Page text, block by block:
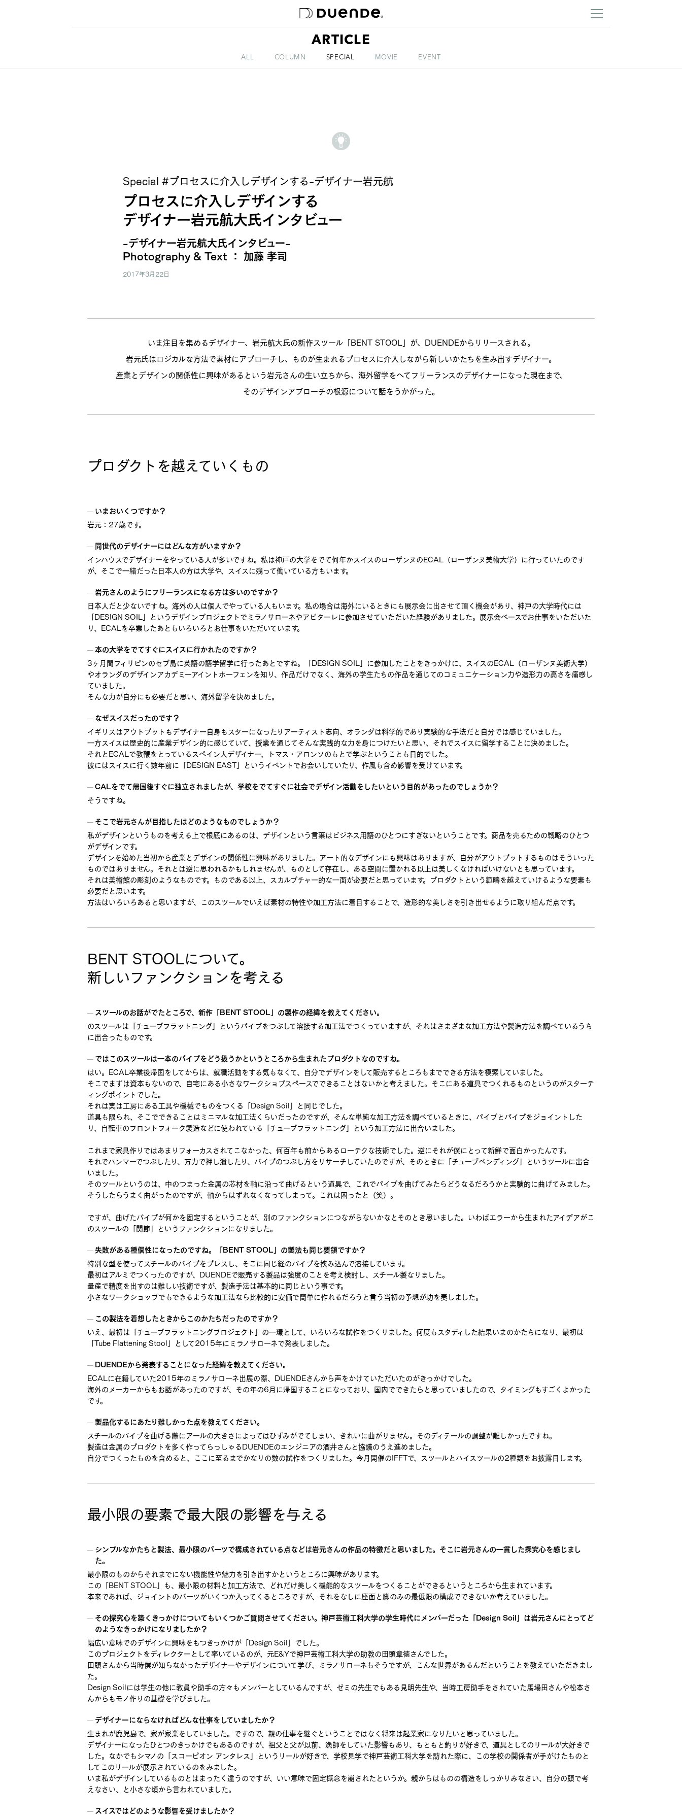
ABOUTARTICLE
ALL COLUMN SPECIAL MOVIE EVENT
Special #プロセスに介入しデザインする-デザイナー岩元航
プロセスに介入しデザインする
デザイナー岩元航大氏インタビュー
-デザイナー岩元航大氏インタビュー-
Photography & Text ： 加藤 孝司
2017年3月22日
いま注目を集めるデザイナー、岩元航大氏の新作スツール「BENT STOOL」が、DUENDEからリリースされる。
岩元氏はロジカルな方法で素材にアプローチし、ものが生まれるプロセスに介入しながら新しいかたちを生み出すデザイナー。
産業とデザインの関係性に興味があるという岩元さんの生い立ちから、海外留学をへてフリーランスのデザイナーになった現在まで、
そのデザインアプローチの根源について話をうかがった。
プロダクトを越えていくもの
いまおいくつですか？
岩元
27歳です。
同世代のデザイナーにはどんな方がいますか？
インハウスでデザイナーをやっている人が多いですね。私は神戸の大学をでて何年かスイスのローザンヌのECAL（ローザンヌ美術大学）に行っていたのです
が、そこで一緒だった日本人の方は大学や、スイスに残って働いている方もいます。
岩元さんのようにフリーランスになる方は多いのですか？
日本人だと少ないですね。海外の人は個人でやっている人もいます。私の場合は海外にいるときにも展示会に出させて頂く機会があり、神戸の大学時代には
「DESIGN SOIL」というデザインプロジェクトでミラノサローネやアビターレに参加させていただいた経験がありました。展示会ベースでお仕事をいただいた
り、ECALを卒業したあともいろいろとお仕事をいただいています。
本の大学をでてすぐにスイスに行かれたのですか？
3ヶ月間フィリピンのセブ島に英語の語学留学に行ったあとですね。「DESIGN SOIL」に参加したことをきっかけに、スイスのECAL（ローザンヌ美術大学）
やオランダのデザインアカデミーアイントホーフェンを知り、作品だけでなく、海外の学生たちの作品を通じてのコミュニケーション力や造形力の高さを痛感し
ていました。
そんな力が自分にも必要だと思い、海外留学を決めました。
なぜスイスだったのです？
イギリスはアウトプットもデザイナー自身もスターになったりアーティスト志向、オランダは科学的であり実験的な手法だと自分では感じていました。
一方スイスは歴史的に産業デザイン的に感じていて、授業を通じてそんな実践的な力を身につけたいと思い、それでスイスに留学することに決めました。
それとECALで教鞭をとっているスペイン人デザイナー、トマス・アロンソのもとで学ぶということも目的でした。
彼にはスイスに行く数年前に「DESIGN EAST」というイベントでお会いしていたり、作風も含め影響を受けています。
CALをでて帰国後すぐに独立されましたが、学校をでてすぐに社会でデザイン活動をしたいという目的があったのでしょうか？
そうですね。
そこで岩元さんが目指したはどのようなものでしょうか？
私がデザインというものを考える上で根底にあるのは、デザインという言葉はビジネス用語のひとつにすぎないということです。商品を売るための戦略のひとつ
がデザインです。
デザインを始めた当初から産業とデザインの関係性に興味がありました。アート的なデザインにも興味はありますが、自分がアウトプットするものはそういった
ものではありません。それとは逆に思われるかもしれませんが、ものとして存在し、ある空間に置かれる以上は美しくなければいけないとも思っています。
それは美術館の彫刻のようなものです。ものである以上、スカルプチャー的な一面が必要だと思っています。プロダクトという範疇を越えていけるような要素も
必要だと思います。
方法はいろいろあると思いますが、このスツールでいえば素材の特性や加工方法に着目することで、造形的な美しさを引き出せるように取り組んだ点です。
BENT STOOLについて。
新しいファンクションを考える
スツールのお話がでたところで、新作「BENT STOOL」の製作の経緯を教えてください。
のスツールは「チューブフラットニング」というパイプをつぶして溶接する加工法でつくっていますが、それはさまざまな加工方法や製造方法を調べているうち
に出合ったものです。
ではこのスツールは一本のパイプをどう扱うかというところから生まれたプロダクトなのですね。
はい。ECAL卒業後帰国をしてからは、就職活動をする気もなくて、自分でデザインをして販売するところもまでできる方法を模索していました。
そこでまずは資本もないので、自宅にある小さなワークショプスペースでできることはないかと考えました。そこにある道具でつくれるものというのがスターテ
ィングポイントでした。
それは実は工房にある工具や機械でものをつくる「Design Soil」と同じでした。
道具も限られ、そこでできることはミニマルな加工法くらいだったのですが、そんな単純な加工方法を調べているときに、パイプとパイプをジョイントした
り、自転車のフロントフォーク製造などに使われている「チューブフラットニング」という加工方法に出合いました。
これまで家具作りではあまりフォーカスされてこなかった、何百年も前からあるローテクな技術でした。逆にそれが僕にとって新鮮で面白かったんです。
それでハンマーでつぶしたり、万力で押し潰したり、パイプのつぶし方をリサーチしていたのですが、そのときに「チューブベンディング」というツールに出合
いました。
そのツールというのは、中のつまった金属の芯材を軸に沿って曲げるという道具で、これでパイプを曲げてみたらどうなるだろうかと実験的に曲げてみました。
そうしたらうまく曲がったのですが、軸からはずれなくなってしまって。これは困ったと（笑）。
ですが、曲げたパイプが何かを固定するということが、別のファンクションにつながらないかなとそのとき思いました。いわばエラーから生まれたアイデアがこ
のスツールの「関節」というファンクションになりました。
失敗がある種個性になったのですね。「BENT STOOL」の製法も同じ要領ですか？
特別な型を使ってスチールのパイプをプレスし、そこに同じ経のパイプを挟み込んで溶接しています。
最初はアルミでつくったのですが、DUENDEで販売する製品は強度のことを考え検討し、スチール製なりました。
量産で精度を出すのは難しい技術ですが、製造手法は基本的に同じという事です。
小さなワークショップでもできるような加工法なら比較的に安価で簡単に作れるだろうと言う当初の予想が功を奏しました。
この製法を着想したときからこのかたちだったのですか？
いえ、最初は「チューブフラットニングプロジェクト」の一環として、いろいろな試作をつくりました。何度もスタディした結果いまのかたちになり、最初は
「Tube Flattening Stool」として2015年にミラノサローネで発表しました。
DUENDEから発表することになった経緯を教えてください。
ECALに在籍していた2015年のミラノサローネ出展の際、DUENDEさんから声をかけていただいたのがきっかけでした。
海外のメーカーからもお話があったのですが、その年の6月に帰国することになっており、国内でできたらと思っていましたので、タイミングもすごくよかった
です。
製品化するにあたり難しかった点を教えてください。
スチールのパイプを曲げる際にアールの大きさによってはひずみがでてしまい、きれいに曲がりません。そのディテールの調整が難しかったですね。
製造は金属のプロダクトを多く作ってらっしゃるDUENDEのエンジニアの酒井さんと協議のうえ進めました。
自分でつくったものを含めると、ここに至るまでかなりの数の試作をつくりました。今月開催のIFFTで、スツールとハイスツールの2種類をお披露目します。
最小限の要素で最大限の影響を与える
シンプルなかたちと製法、最小限のパーツで構成されている点などは岩元さんの作品の特徴だと思いました。そこに岩元さんの一貫した探究心を感じまし
た。
最小限のものからそれまでにない機能性や魅力を引き出すかというところに興味があります。
この「BENT STOOL」も、最小限の材料と加工方法で、どれだけ美しく機能的なスツールをつくることができるというところから生まれています。
本来であれば、ジョイントのパーツがいくつか入ってくるところですが、それをなしに座面と脚のみの最低限の構成でできないか考えていました。
その探究心を築くきっかけについてもいくつかご質問させてください。神戸芸術工科大学の学生時代にメンバーだった「Design Soil」は岩元さんにとってど
のようなきっかけになりましたか？
幅広い意味でのデザインに興味をもつきっかけが「Design Soil」でした。
このプロジェクトをディレクターとして率いているのが、元E&Yで神戸芸術工科大学の助教の田頭章徳さんでした。
田頭さんから当時僕が知らなかったデザイナーやデザインについて学び、ミラノサローネもそうですが、こんな世界があるんだということを教えていただきまし
た。
Design Soilには学生の他に教員や助手の方々もメンバーとしているんですが、ゼミの先生でもある見明先生や、当時工房助手をされていた馬場田さんや松本さ
んからもモノ作りの基礎を学びました。
デザイナーにならなければどんな仕事をしていましたか？
生まれが鹿児島で、家が家業をしていました。ですので、親の仕事を継ぐということではなく将来は起業家になりたいと思っていました。
デザイナーになったひとつのきっかけでもあるのですが、祖父と父が以前、漁師をしていた影響もあり、もともと釣りが好きで、道具としてのリールが大好きで
した。なかでもシマノの「スコーピオン アンタレス」というリールが好きで、学校見学で神戸芸術工科大学を訪れた際に、この学校の関係者が手がけたものと
してこのリールが展示されているのをみました。
いま私がデザインしているものとはまったく違うのですが、いい意味で固定概念を崩されたというか。親からはものの構造をしっかりみなさい、自分の頭で考
えなさい、と小さな頃から言われていました。
スイスではどのような影響を受けましたか？